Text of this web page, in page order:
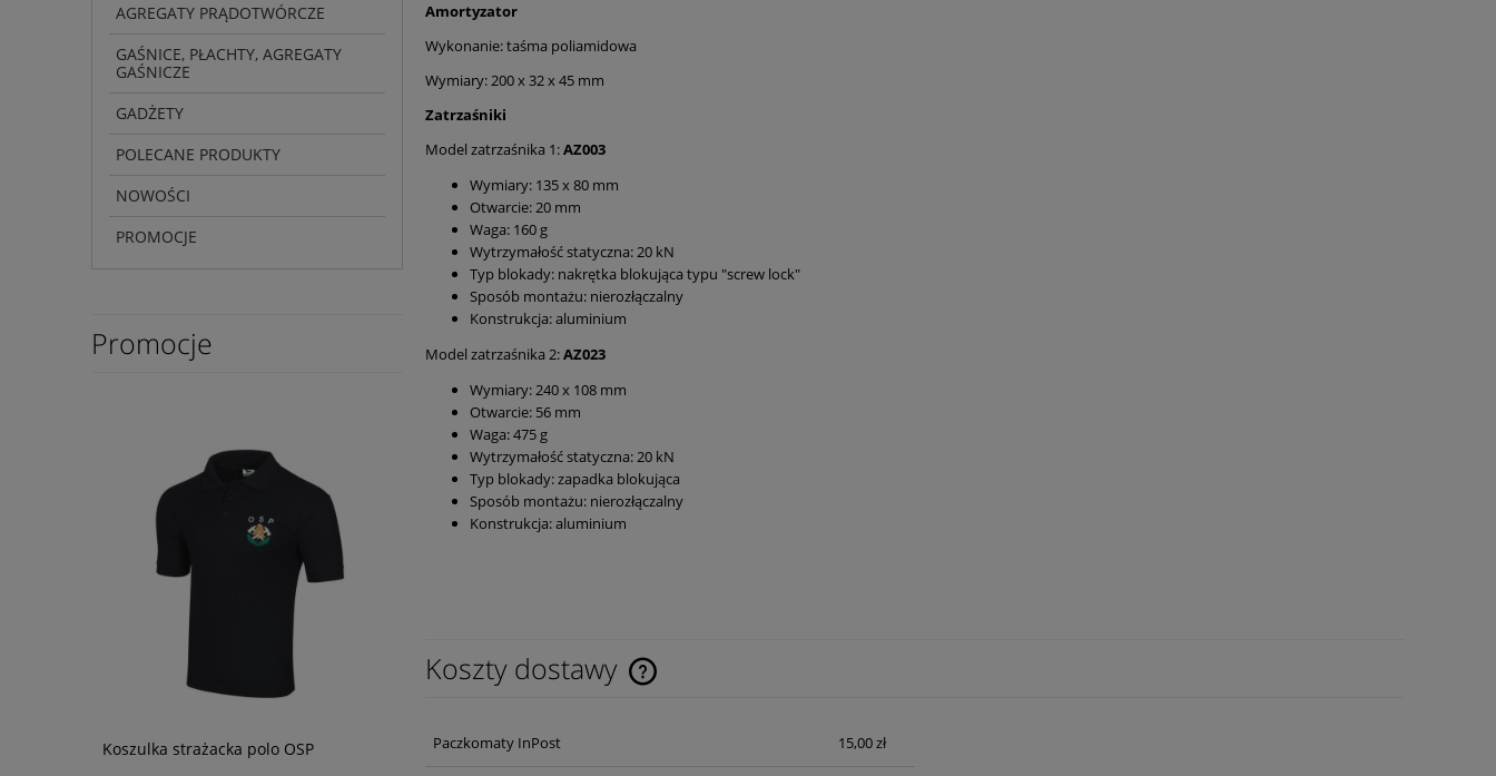
AGREGATY PRĄDOTWÓRCZE
GAŚNICE, PŁACHTY, AGREGATY
GAŚNICZE
GADŻETY
POLECANE PRODUKTY
NOWOŚCI
PROMOCJE
Promocje
Koszulka strażacka polo OSP
Amortyzator
Wykonanie: taśma poliamidowa
Wymiary: 200 x 32 x 45 mm
Zatrzaśniki
Model zatrzaśnika 1:AZ003
Wymiary: 135 x 80 mm
Otwarcie: 20 mm
Waga: 160 g
Wytrzymałość statyczna: 20 kN
Typ blokady: nakrętka blokująca typu "screw lock"
Sposób montażu: nierozłączalny
Konstrukcja: aluminium
Model zatrzaśnika 2:AZ023
Wymiary: 240 x 108 mm
Otwarcie: 56 mm
Waga: 475 g
Wytrzymałość statyczna: 20 kN
Typ blokady: zapadka blokująca
Sposób montażu: nierozłączalny
Konstrukcja: aluminium
Koszty dostawy
Paczkomaty InPost 15,00 zł